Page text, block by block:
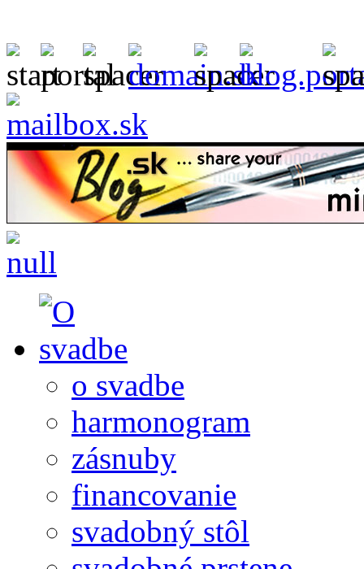
o svadbe
harmonogram
zásnuby
financovanie
svadobný stôl